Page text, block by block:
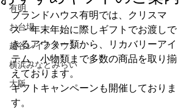
有明
お台場
越谷レイクタウン
横浜みなとみらい
大阪
ブランドハウス有明では、クリスマ
ス・年末年始に際しギフトでお渡しで
きるアウター類から、リカバリーアイ
テム、小物類まで多数の商品を取り揃
えております。
ギフトキャンペーンも開催しておりま
す。